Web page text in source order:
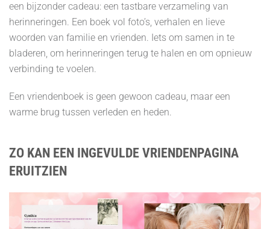
een bijzonder cadeau: een tastbare verzameling van
herinneringen. Een boek vol foto’s, verhalen en lieve
woorden van familie en vrienden. Iets om samen in te
bladeren, om herinneringen terug te halen en om opnieuw
verbinding te voelen.
Een vriendenboek is geen gewoon cadeau, maar een
warme brug tussen verleden en heden.
ZO KAN EEN INGEVULDE VRIENDENPAGINA
ERUITZIEN